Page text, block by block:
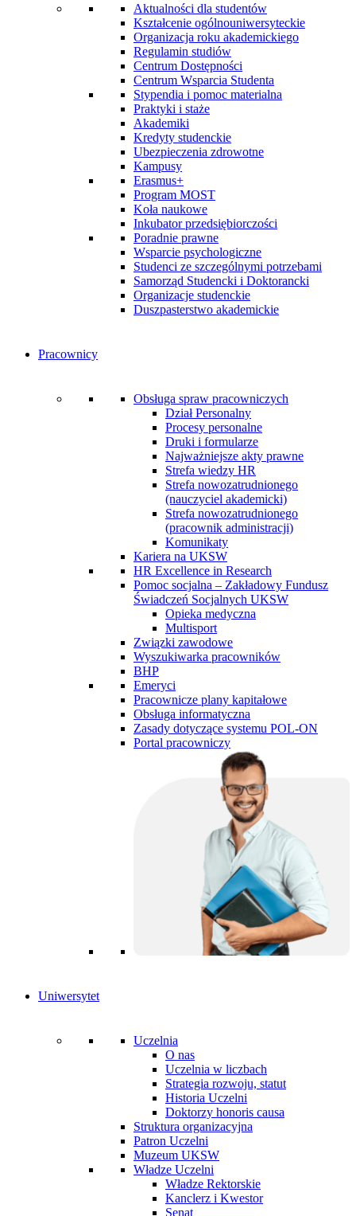
Aktualności dla studentów
Kształcenie ogólnouniwersyteckie
Organizacja roku akademickiego
Regulamin studiów
Centrum Dostępności
Centrum Wsparcia Studenta
Stypendia i pomoc materialna
Praktyki i staże
Akademiki
Kredyty studenckie
Ubezpieczenia zdrowotne
Kampusy
Erasmus+
Program MOST
Koła naukowe
Inkubator przedsiębiorczości
Poradnie prawne
Wsparcie psychologiczne
Studenci ze szczególnymi potrzebami
Samorząd Studencki i Doktorancki
Organizacje studenckie
Duszpasterstwo akademickie
Pracownicy
Obsługa spraw pracowniczych
Dział Personalny
Procesy personalne
Druki i formularze
Najważniejsze akty prawne
Strefa wiedzy HR
Strefa nowozatrudnionego
(nauczyciel akademicki)
Strefa nowozatrudnionego
(pracownik administracji)
Komunikaty
Kariera na UKSW
HR Excellence in Research
Pomoc socjalna – Zakładowy Fundusz
Świadczeń Socjalnych UKSW
Opieka medyczna
Multisport
Związki zawodowe
Wyszukiwarka pracowników
BHP
Emeryci
Pracownicze plany kapitałowe
Obsługa informatyczna
Zasady dotyczące systemu POL-ON
Portal pracowniczy
Uniwersytet
Uczelnia
O nas
Uczelnia w liczbach
Strategia rozwoju, statut
Historia Uczelni
Doktorzy honoris causa
Struktura organizacyjna
Patron Uczelni
Muzeum UKSW
Władze Uczelni
Władze Rektorskie
Kanclerz i Kwestor
Senat